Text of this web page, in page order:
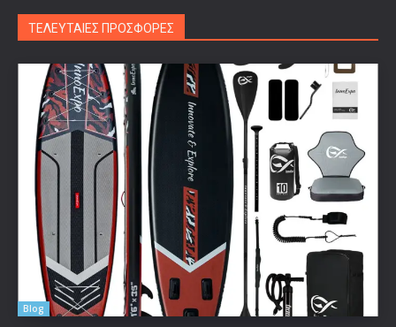
ΤΕΛΕΥΤΑΙΕΣ ΠΡΟΣΦΟΡΕΣ
Blog